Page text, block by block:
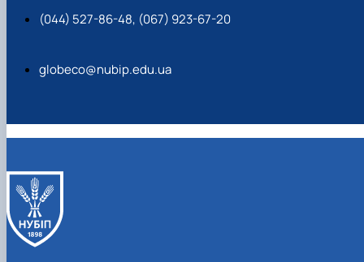
(044) 527-86-48, (067) 923-67-20
globeco@nubip.edu.ua